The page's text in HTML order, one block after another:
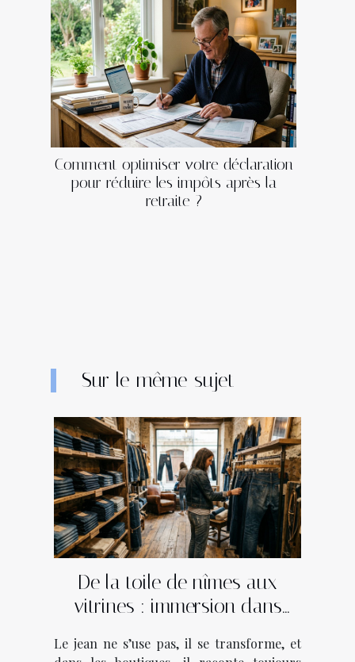
Comment optimiser votre déclaration
pour réduire les impôts après la
retraite ?
Sur le même sujet
De la toile de nîmes aux
vitrines : immersion dans
Le jean ne s’use pas, il se transforme, et